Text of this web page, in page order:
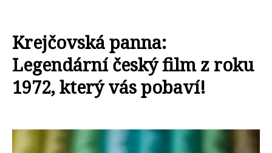
Krejčovská panna:
Legendární český film z roku
1972, který vás pobaví!